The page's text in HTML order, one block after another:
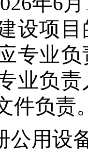
设项
专业
业负
件负责